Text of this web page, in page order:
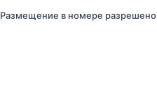
Размещение в номере разрешено